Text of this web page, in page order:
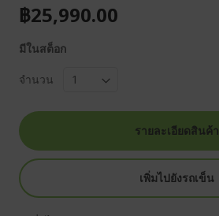
฿25,990.00
มีในสต็อก
จำนวน
รายละเอียดสินค้า
เพิ่มไปยังรถเข็น